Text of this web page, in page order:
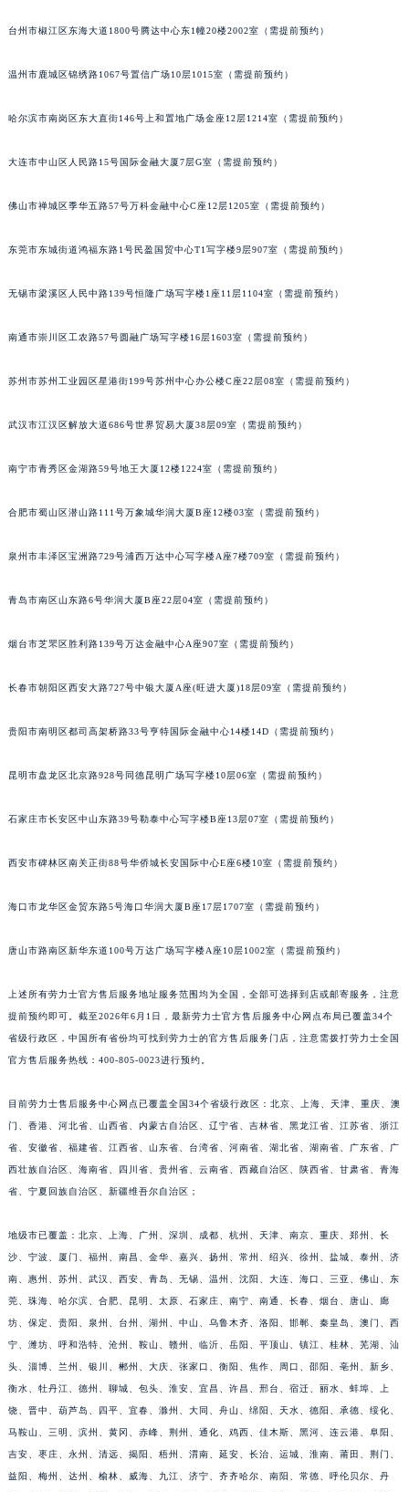
台州市椒江区东海大道1800号腾达中心东1幢20楼2002室（需提前预约）
温州市鹿城区锦绣路1067号置信广场10层1015室（需提前预约）
哈尔滨市南岗区东大直街146号上和置地广场金座12层1214室（需提前预约）
大连市中山区人民路15号国际金融大厦7层G室（需提前预约）
佛山市禅城区季华五路57号万科金融中心C座12层1205室（需提前预约）
东莞市东城街道鸿福东路1号民盈国贸中心T1写字楼9层907室（需提前预约）
无锡市梁溪区人民中路139号恒隆广场写字楼1座11层1104室（需提前预约）
南通市崇川区工农路57号圆融广场写字楼16层1603室（需提前预约）
苏州市苏州工业园区星港街199号苏州中心办公楼C座22层08室（需提前预约）
武汉市江汉区解放大道686号世界贸易大厦38层09室（需提前预约）
南宁市青秀区金湖路59号地王大厦12楼1224室（需提前预约）
合肥市蜀山区潜山路111号万象城华润大厦B座12楼03室（需提前预约）
泉州市丰泽区宝洲路729号浦西万达中心写字楼A座7楼709室（需提前预约）
青岛市南区山东路6号华润大厦B座22层04室（需提前预约）
烟台市芝罘区胜利路139号万达金融中心A座907室（需提前预约）
长春市朝阳区西安大路727号中银大厦A座(旺进大厦)18层09室（需提前预约）
贵阳市南明区都司高架桥路33号亨特国际金融中心14楼14D（需提前预约）
昆明市盘龙区北京路928号同德昆明广场写字楼10层06室（需提前预约）
石家庄市长安区中山东路39号勒泰中心写字楼B座13层07室（需提前预约）
西安市碑林区南关正街88号华侨城长安国际中心E座6楼10室（需提前预约）
海口市龙华区金贸东路5号海口华润大厦B座17层1707室（需提前预约）
唐山市路南区新华东道100号万达广场写字楼A座10层1002室（需提前预约）
上述所有劳力士官方售后服务地址服务范围均为全国，全部可选择到店或邮寄服务，注意
提前预约即可。截至2026年6月1日，最新劳力士官方售后服务中心网点布局已覆盖34个
省级行政区，中国所有省份均可找到劳力士的官方售后服务门店，注意需拨打劳力士全国
官方售后服务热线：400-805-0023进行预约。
目前劳力士售后服务中心网点已覆盖全国34个省级行政区：北京、上海、天津、重庆、澳
门、香港、河北省、山西省、内蒙古自治区、辽宁省、吉林省、黑龙江省、江苏省、浙江
省、安徽省、福建省、江西省、山东省、台湾省、河南省、湖北省、湖南省、广东省、广
西壮族自治区、海南省、四川省、贵州省、云南省、西藏自治区、陕西省、甘肃省、青海
省、宁夏回族自治区、新疆维吾尔自治区；
地级市已覆盖：北京、上海、广州、深圳、成都、杭州、天津、南京、重庆、郑州、长
沙、宁波、厦门、福州、南昌、金华、嘉兴、扬州、常州、绍兴、徐州、盐城、泰州、济
南、惠州、苏州、武汉、西安、青岛、无锡、温州、沈阳、大连、海口、三亚、佛山、东
莞、珠海、哈尔滨、合肥、昆明、太原、石家庄、南宁、南通、长春、烟台、唐山、廊
坊、保定、贵阳、泉州、台州、湖州、中山、乌鲁木齐、洛阳、邯郸、秦皇岛、澳门、西
宁、潍坊、呼和浩特、沧州、鞍山、赣州、临沂、岳阳、平顶山、镇江、桂林、芜湖、汕
头、淄博、兰州、银川、郴州、大庆、张家口、衡阳、焦作、周口、邵阳、亳州、新乡、
衡水、牡丹江、德州、聊城、包头、淮安、宜昌、许昌、邢台、宿迁、丽水、蚌埠、上
饶、晋中、葫芦岛、四平、宜春、滁州、大同、舟山、绵阳、天水、德阳、承德、绥化、
马鞍山、三明、滨州、黄冈、赤峰、荆州、通化、鸡西、佳木斯、黑河、连云港、阜阳、
吉安、枣庄、永州、清远、揭阳、梧州、渭南、延安、长治、运城、淮南、莆田、荆门、
益阳、梅州、达州、榆林、威海、九江、济宁、齐齐哈尔、南阳、常德、呼伦贝尔、丹